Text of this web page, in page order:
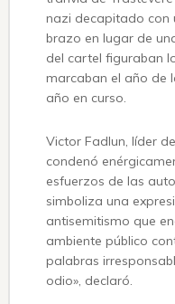
nazi decapitado con
brazo en lugar de
del cartel figuraban
marcaban el año de
año en curso.
Victor Fadlun, líder
condenó
esfuerzos de las
simboliza una
antisemitismo que
ambiente público
palabras
odio», declaró.